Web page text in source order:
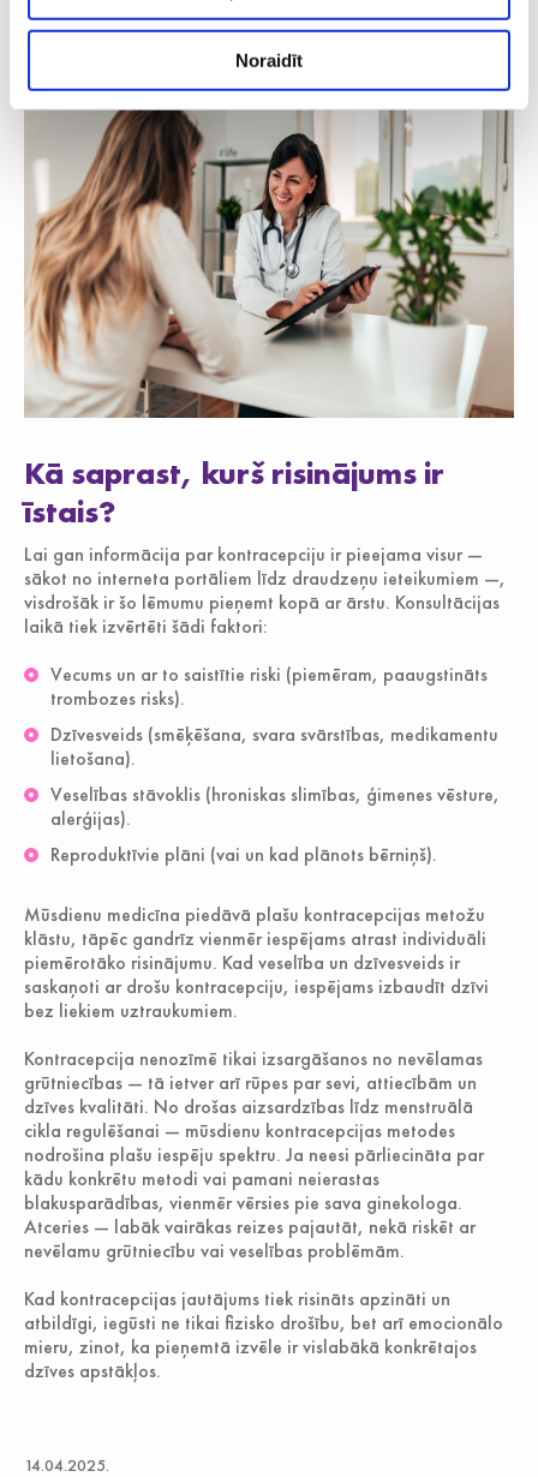
Noraidīt
Kā saprast, kurš risinājums ir
īstais?
Lai gan informācija par kontracepciju ir pieejama visur —
sākot no interneta portāliem līdz draudzeņu ieteikumiem —,
visdrošāk ir šo lēmumu pieņemt kopā ar ārstu. Konsultācijas
laikā tiek izvērtēti šādi faktori:
Vecums un ar to saistītie riski (piemēram, paaugstināts
trombozes risks).
Dzīvesveids (smēķēšana, svara svārstības, medikamentu
lietošana).
Veselības stāvoklis (hroniskas slimības, ģimenes vēsture,
alerģijas).
Reproduktīvie plāni (vai un kad plānots bērniņš).
Mūsdienu medicīna piedāvā plašu kontracepcijas metožu
klāstu, tāpēc gandrīz vienmēr iespējams atrast individuāli
piemērotāko risinājumu. Kad veselība un dzīvesveids ir
saskaņoti ar drošu kontracepciju, iespējams izbaudīt dzīvi
bez liekiem uztraukumiem.
Kontracepcija nenozīmē tikai izsargāšanos no nevēlamas
grūtniecības — tā ietver arī rūpes par sevi, attiecībām un
dzīves kvalitāti. No drošas aizsardzības līdz menstruālā
cikla regulēšanai — mūsdienu kontracepcijas metodes
nodrošina plašu iespēju spektru. Ja neesi pārliecināta par
kādu konkrētu metodi vai pamani neierastas
blakusparādības, vienmēr vērsies pie sava ginekologa.
Atceries — labāk vairākas reizes pajautāt, nekā riskēt ar
nevēlamu grūtniecību vai veselības problēmām.
Kad kontracepcijas jautājums tiek risināts apzināti un
atbildīgi, iegūsti ne tikai fizisko drošību, bet arī emocionālo
mieru, zinot, ka pieņemtā izvēle ir vislabākā konkrētajos
dzīves apstākļos.
14.04.2025.